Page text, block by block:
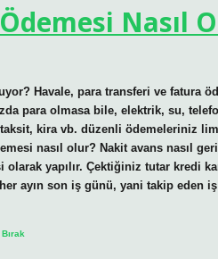
Nasıl
Havale, para transferi ve fatura
para olmasa bile, elektrik, su,
taksit, kira vb. düzenli ödemeleriniz
nasıl olur? Nakit avans nasıl
yapılır. Çektiğiniz tutar kredi
ayın son iş günü, yani takip eden